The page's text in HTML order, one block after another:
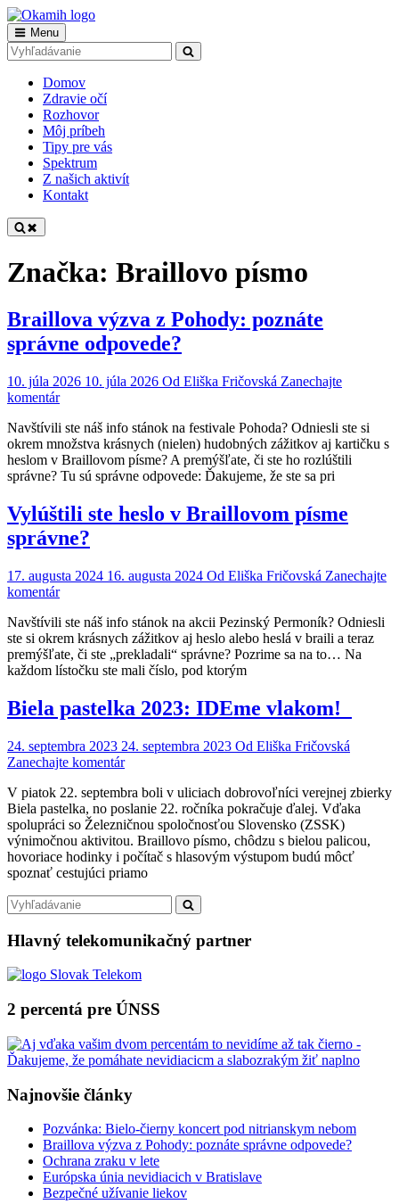
Skip
to
content
Okamih
Tvoria nevidiaci pre vidiacich
Main
Navigation
Menu
Search
for:
Domov
Zdravie očí
Rozhovor
Môj príbeh
Tipy pre vás
Spektrum
Z našich aktivít
Kontakt
Značka: Braillovo písmo
Braillova výzva z Pohody: poznáte
správne odpovede?
10. júla 2026 10. júla 2026 Od Eliška Fričovská Zanechajte
komentáron
výzva
z
Pohody:
poznáte
odpovede?
Navštívili ste náš info stánok na festivale Pohoda? Odniesli ste si
okrem množstva krásnych (nielen) hudobných zážitkov aj kartičku s
heslom v Braillovom písme? A premýšľate, či ste ho rozlúštili
správne? Tu sú správne odpovede: Ďakujeme, že ste sa pri
Vylúštili ste heslo v Braillovom písme
správne?
17. augusta 2024 16. augusta 2024 Od Eliška Fričovská Zanechajte
komentáron
ste
heslo
v
Braillovom
správne?
Navštívili ste náš info stánok na akcii Pezinský Permoník? Odniesli
ste si okrem krásnych zážitkov aj heslo alebo heslá v braili a teraz
premýšľate, či ste „prekladali“ správne? Pozrime sa na to… Na
každom lístočku ste mali číslo, pod ktorým
Biela pastelka 2023: IDEme vlakom!
24. septembra 2023 24. septembra 2023 Od Eliška Fričovská
Zanechajte komentáron
pastelka
2023:
IDEme
vlakom!
V piatok 22. septembra boli v uliciach dobrovoľníci verejnej zbierky
Biela pastelka, no poslanie 22. ročníka pokračuje ďalej. Vďaka
spolupráci so Železničnou spoločnosťou Slovensko (ZSSK)
výnimočnou aktivitou. Braillovo písmo, chôdzu s bielou palicou,
hovoriace hodinky i počítač s hlasovým výstupom budú môcť
spoznať cestujúci priamo
Primary
Sidebar
Search
for:
Hlavný telekomunikačný partner
2 percentá pre ÚNSS
Najnovšie články
Pozvánka: Bielo-čierny koncert pod nitrianskym nebom
Braillova výzva z Pohody: poznáte správne odpovede?
Ochrana zraku v lete
Európska únia nevidiacich v Bratislave
Bezpečné užívanie liekov